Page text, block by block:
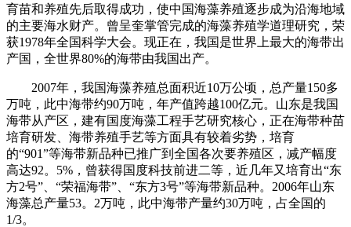
育苗和养殖先后取得成功，使中国海藻养殖逐步成为沿海地域
的主要海水财产。曾呈奎掌管完成的海藻养殖学道理研究，荣
获1978年全国科学大会。现正在，我国是世界上最大的海带出
产国，全世界80%的海带由我国出产。
2007年，我国海藻养殖总面积近10万公顷，总产量150多
万吨，此中海带约90万吨，年产值跨越100亿元。山东是我国
海带从产区，建有国度海藻工程手艺研究核心，正在海带种苗
培育研发、海带养殖手艺等方面具有较着劣势，培育
的“901”等海带新品种已推广到全国各次要养殖区，减产幅度
高达92。5%，曾获得国度科技前进二等，近几年又培育出“东
方2号”、“荣福海带”、“东方3号”等海带新品种。2006年山东
海藻总产量53。2万吨，此中海带产量约30万吨，占全国的
1/3。